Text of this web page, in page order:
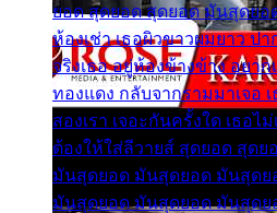
ยอด สุดยอด สุดยอด มันสุดย
ห้องเช่า เธอผิวขาวผมยาว ป
จริงเธอ อยู่ห้องข้างข้าง อยา
ทองแดง กลับจากรามมาเจอ
สองเรา เจอะกันครั้งใด เธอไ
ต้องให้ใส่ลีวายส์ สุดยอด สุด
มันสุดยอด มันสุดยอด มันสุด
มันสุดยอด มันสุดยอด มันสุด